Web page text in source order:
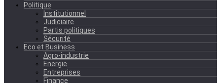
Politique
Institutionnel
Judiciaire
Partis politiques
Sécurité
Eco et Business
Agro-industrie
Energie
Entreprises
Finance